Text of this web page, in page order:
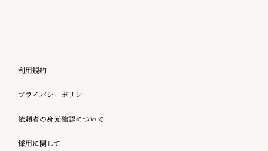
利用規約
プライバシーポリシー
依頼者の身元確認について
採用に関して